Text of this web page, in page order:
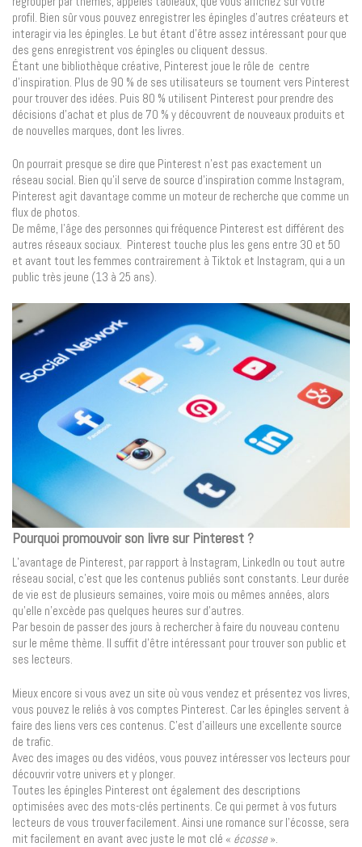
profil. Bien sûr vous pouvez enregistrer les épingles d’autres créateurs et
interagir via les épingles. Le but étant d’être assez intéressant pour que
des gens enregistrent vos épingles ou cliquent dessus.
Étant une bibliothèque créative, Pinterest joue le rôle de centre
d’inspiration. Plus de 90 % de ses utilisateurs se tournent vers Pinterest
pour trouver des idées. Puis 80 % utilisent Pinterest pour prendre des
décisions d’achat et plus de 70 % y découvrent de nouveaux produits et
de nouvelles marques, dont les livres.
On pourrait presque se dire que Pinterest n’est pas exactement un
réseau social. Bien qu’il serve de source d’inspiration comme Instagram,
Pinterest agit davantage comme un moteur de recherche que comme un
flux de photos.
De même, l’âge des personnes qui fréquence Pinterest est différent des
autres réseaux sociaux. Pinterest touche plus les gens entre 30 et 50
et avant tout les femmes contrairement à Tiktok et Instagram, qui a un
public très jeune (13 à 25 ans).
Pourquoi promouvoir son livre sur Pinterest ?
L’avantage de Pinterest, par rapport à Instagram, LinkedIn ou tout autre
réseau social, c’est que les contenus publiés sont constants. Leur durée
de vie est de plusieurs semaines, voire mois ou mêmes années, alors
qu’elle n’excède pas quelques heures sur d’autres.
Par besoin de passer des jours à rechercher à faire du nouveau contenu
sur le même thème. Il suffit d’être intéressant pour trouver son public et
ses lecteurs.
Mieux encore si vous avez un site où vous vendez et présentez vos livres,
vous pouvez le reliés à vos comptes Pinterest. Car les épingles servent à
faire des liens vers ces contenus. C’est d’ailleurs une excellente source
de trafic.
Avec des images ou des vidéos, vous pouvez intéresser vos lecteurs pour
découvrir votre univers et y plonger.
Toutes les épingles Pinterest ont également des descriptions
optimisées avec des mots-clés pertinents. Ce qui permet à vos futurs
lecteurs de vous trouver facilement. Ainsi une romance sur l’écosse, sera
mit facilement en avant avec juste le mot clé « écosse».